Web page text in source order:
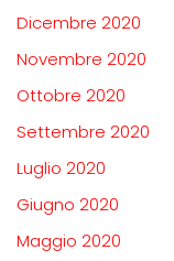
Dicembre 2020
Novembre 2020
Ottobre 2020
Settembre 2020
Luglio 2020
Giugno 2020
Maggio 2020